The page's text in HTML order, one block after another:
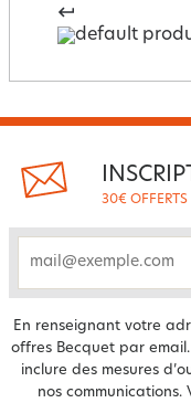
30€ OFFERTS
En renseignant votre
offres Becquet par
inclure des mesures
nos communications.